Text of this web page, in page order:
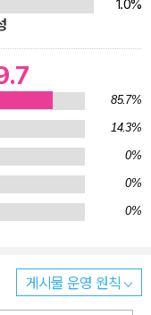
1.0%
85.7%
14.3%
0%
0%
0%
게시물 운영 원칙